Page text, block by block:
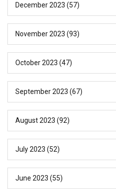
December 2023 (57)
November 2023 (93)
October 2023 (47)
September 2023 (67)
August 2023 (92)
July 2023 (52)
June 2023 (55)